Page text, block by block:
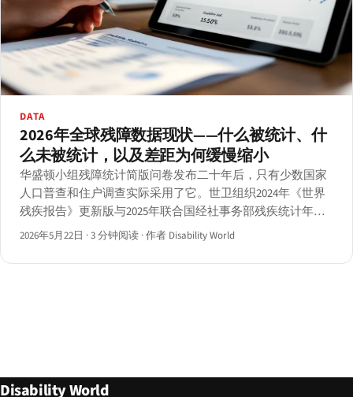
DATA
2026年全球残障数据现状——什么被统计、什
么未被统计，以及差距为何缓慢缩小
华盛顿小组残障统计简版问卷发布二十年后，只有少数国家
人口普查和住户调查实际采用了它。世卫组织2024年《世界
残疾报告》更新版与2025年联合国经社事务部残疾统计年鉴
揭示了2026年的数字与缺口。
2026年5月22日 ·3 分钟阅读 ·作者 Disability World
Disability World